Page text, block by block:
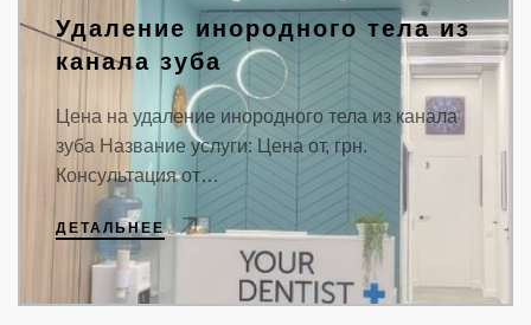
Удаление инородного тела из
канала зуба
Цена на удаление инородного тела из канала
зуба Название услуги: Цена от, грн.
Консультация от…
ДЕТАЛЬНЕЕ